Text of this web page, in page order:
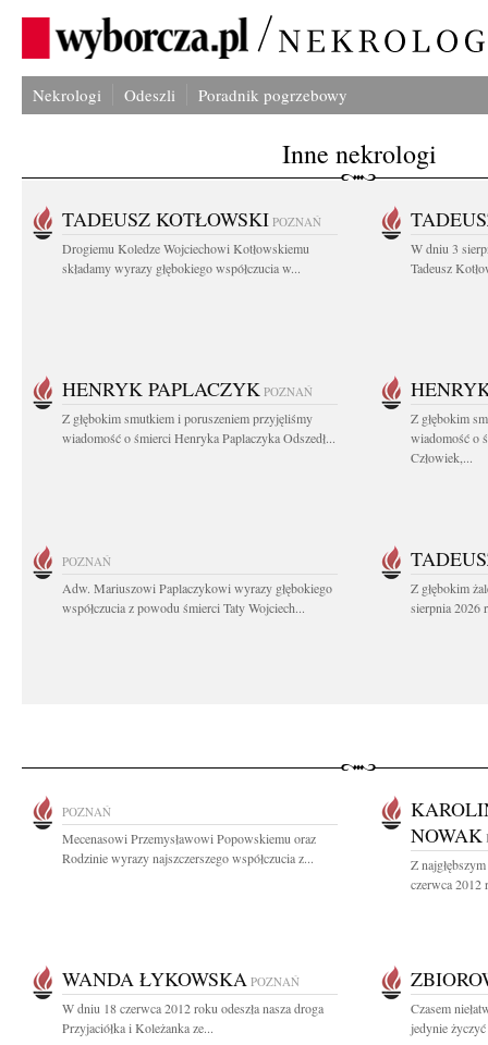
Nekrologi Odeszli Poradnik pogrzebowy
Inne nekrologi
TADEUSZ KOTŁOWSKI POZNAŃ
Drogiemu Koledze Wojciechowi Kotłowskiemu
składamy wyrazy głębokiego współczucia w...
W dniu 3
Tadeusz
HENRYK PAPLACZYK POZNAŃ
Z głębokim smutkiem i poruszeniem przyjęliśmy
wiadomość o śmierci Henryka Paplaczyka Odszedł...
Z głębokim
wiadomość o
Człowiek,...
POZNAŃ
Adw. Mariuszowi Paplaczykowi wyrazy głębokiego
współczucia z powodu śmierci Taty Wojciech...
Z głębokim
sierpnia 2026
POZNAŃ
Mecenasowi Przemysławowi Popowskiemu oraz
Rodzinie wyrazy najszczerszego współczucia z...
NOWAK
Z
czerwca 2012
WANDA ŁYKOWSKA POZNAŃ
W dniu 18 czerwca 2012 roku odeszła nasza droga
Przyjaciółka i Koleżanka ze...
Czasem
jedynie